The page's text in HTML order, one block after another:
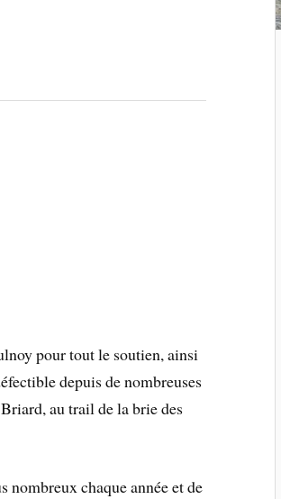
pour tout le soutien, ainsi
depuis de nombreuses
au trail de la brie des
nombreux chaque année et de